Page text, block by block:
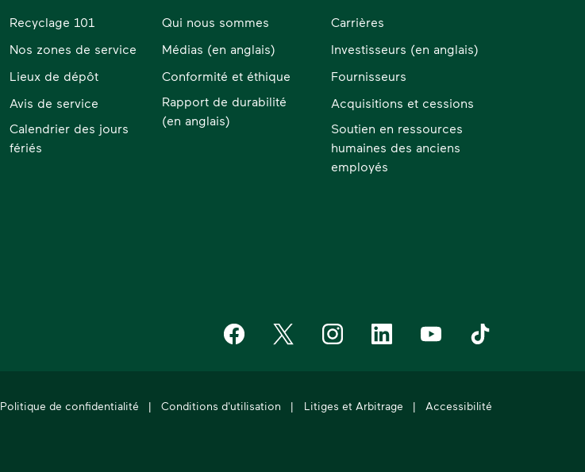
Recyclage 101
Nos zones de service
Lieux de dépôt
Avis de service
Calendrier des jours
fériés
Qui nous sommes
Médias (en anglais)
Conformité et éthique
Rapport de durabilité
(en anglais)
Carrières
Investisseurs (en anglais)
Fournisseurs
Acquisitions et cessions
Soutien en ressources
humaines des anciens
employés
Waste Management on Facebook
Waste Management on X
Waste Management on Instagram
Waste Management on LinkedIn
Waste Management on
Waste
Politique de confidentialité | Conditions d'utilisation | Litiges et Arbitrage | Accessibilité